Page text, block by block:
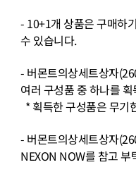
- 10+1개 상품은 구매하
수 있습니다.
- 버몬트의상세트상자
여러 구성품 중 하나를
*획득한 구성품은 무기
- 버몬트의상세트상자
NEXON NOW를 참고 부